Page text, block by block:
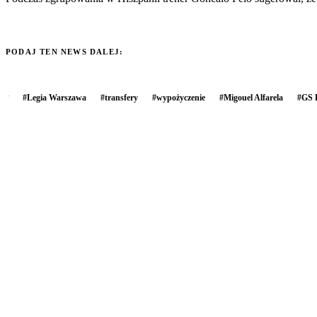
PODAJ TEN NEWS DALEJ:
#Legia Warszawa #transfery #wypożyczenie #Migouel Alfarela #GS